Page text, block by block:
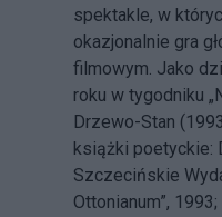
spektakle, w
okazjonalnie gra
filmowym. Jako
roku w tygodniku
Drzewo-Stan
książki poetyckie:
Szczecińskie
Ottonianum”,